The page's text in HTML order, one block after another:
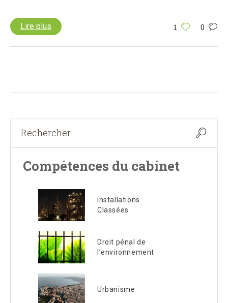
1 0
Lire plus
Compétences du cabinet
Installations
Classées
Droit pénal de
l’environnement
Urbanisme